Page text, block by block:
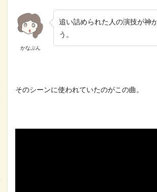
かなぶん
追い詰められた人の演技が神
う。
そのシーンに使われていたのがこの曲。